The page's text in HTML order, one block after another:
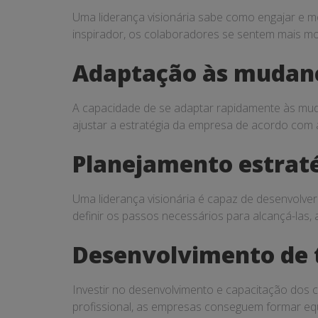
Uma liderança visionária sabe como engajar e
inspirador, os colaboradores se sentem mais
Adaptação às
A capacidade de se adaptar rapidamente às
ajustar a estratégia da empresa de acordo
Planejamento
Uma liderança visionária é capaz de
definir os passos necessários para alcançá-
Desenvolvimento
Investir no desenvolvimento e capacitação
profissional, as empresas conseguem formar